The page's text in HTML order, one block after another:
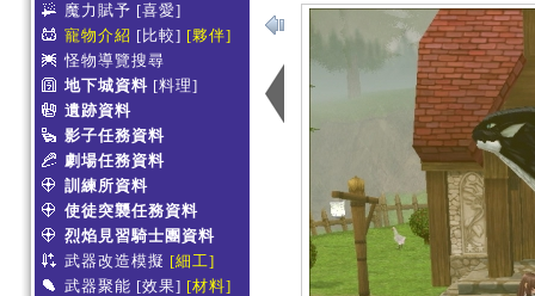
魔力賦予 [喜愛]
寵物介紹 [比較] [夥伴]
怪物導覽搜尋
地下城資料 [料理]
遺跡資料
影子任務資料
劇場任務資料
訓練所資料
使徒突襲任務資料
烈焰見習騎士團資料
武器改造模擬 [細工]
武器聚能 [效果] [材料]